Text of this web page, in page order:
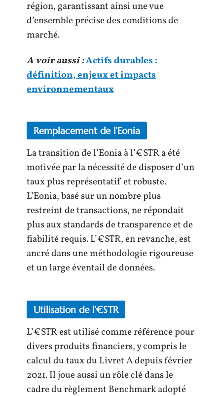
région, garantissant ainsi une vue
d’ensemble précise des conditions de
marché.
A voir aussi :Actifs durables :
définition, enjeux et impacts
environnementaux
Remplacement de l’Eonia
La transition de l’Eonia à l’€STR a été
motivée par la nécessité de disposer d’un
taux plus représentatif et robuste.
L’Eonia, basé sur un nombre plus
restreint de transactions, ne répondait
plus aux standards de transparence et de
fiabilité requis. L’€STR, en revanche, est
ancré dans une méthodologie rigoureuse
et un large éventail de données.
Utilisation de l’€STR
L’€STR est utilisé comme référence pour
divers produits financiers, y compris le
calcul du taux du Livret A depuis février
2021. Il joue aussi un rôle clé dans le
cadre du règlement Benchmark adopté